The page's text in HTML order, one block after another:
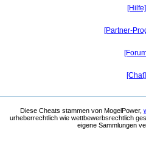
[Hilfe]
[Partner-
[Chat]
Diese Cheats stammen von MogelPower,
urheberrechtlich wie wettbewerbsrechtlich
eigene Sammlungen